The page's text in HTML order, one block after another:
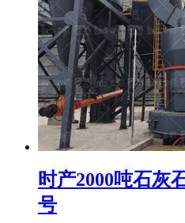
时产2000吨石灰
号